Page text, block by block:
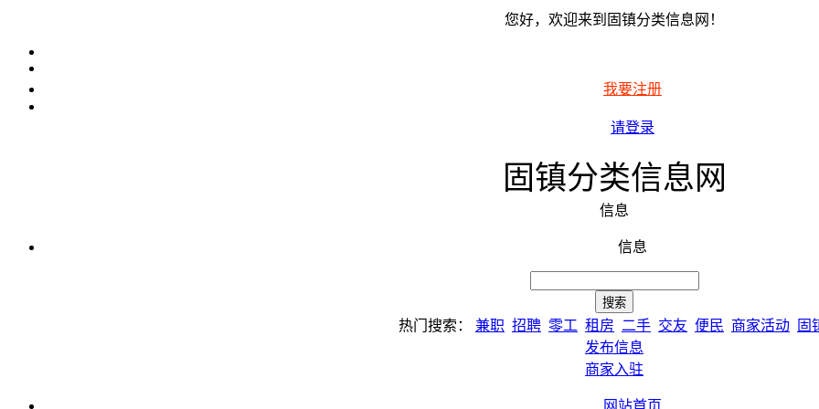
您好，欢迎来到固镇分类信息网！
我要注册
请登录
固镇分类信息网
信息
信息
热门搜索： 兼职 招聘 零工 租房 二手 交友 便民 商家活动
固
发布信息
商家入驻
网站首页